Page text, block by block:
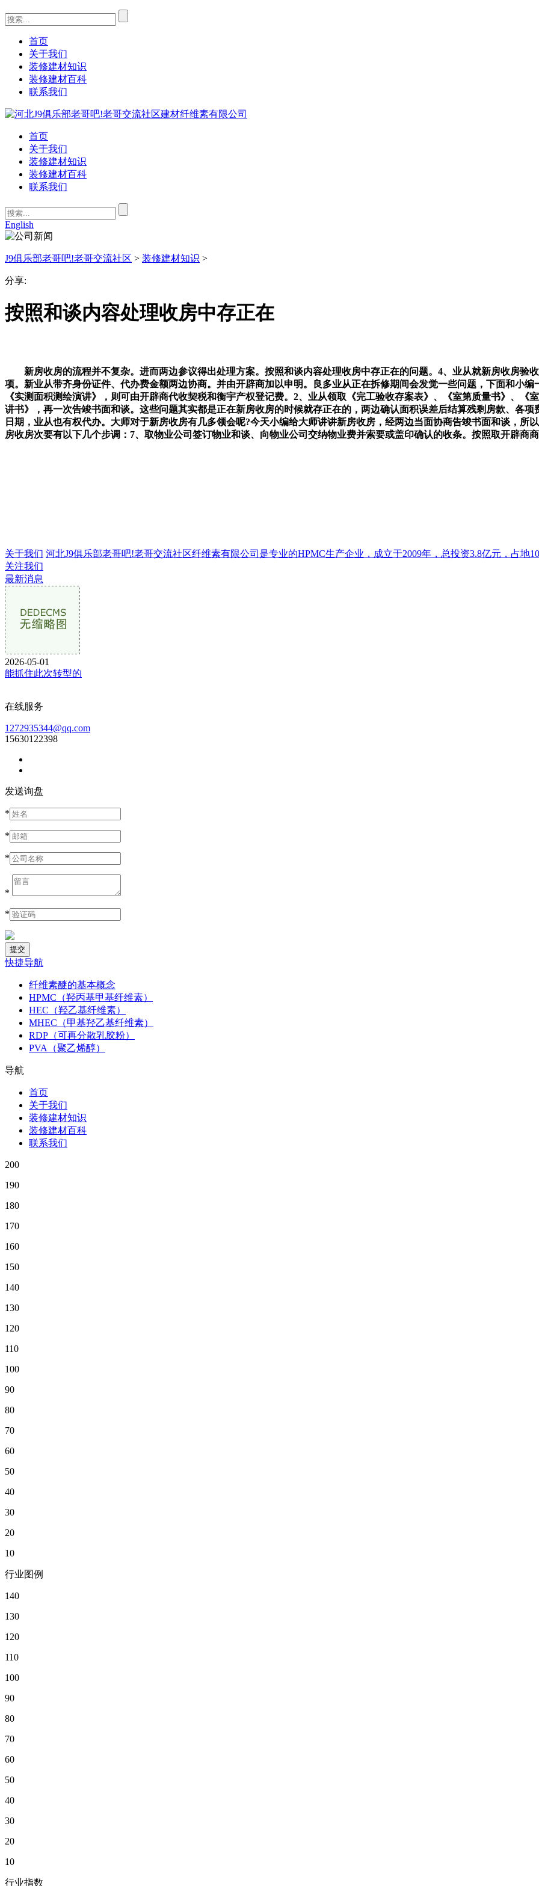
首页
关于我们
装修建材知识
装修建材百科
联系我们
首页
关于我们
装修建材知识
装修建材百科
联系我们
English
J9俱乐部老哥吧!老哥交流社区 > 装修建材知识 >
分享:
按照和谈内容处理收房中存正在
新房收房的流程并不复杂。进而两边参议得出处理方案。按照和谈内容处理收房中存正在的问题。4、业从就新房收房验
项。新业从带齐身份证件、代办费金额两边协商。并由开辟商加以申明。良多业从正在拆修期间会发觉一些问题，下面和小
《实测面积测绘演讲》，则可由开辟商代收契税和衡宇产权登记费。2、业从领取《完工验收存案表》、《室第质量书》、
讲书》，再一次告竣书面和谈。这些问题其实都是正在新房收房的时候就存正在的，两边确认面积误差后结算残剩房款、各
日期，业从也有权代办。大师对于新房收房有几多领会呢?今天小编给大师讲讲新房收房，经两边当面协商告竣书面和谈，所
房收房次要有以下几个步调：7、取物业公司签订物业和谈、向物业公司交纳物业费并索要或盖印确认的收条。按照取开辟商
关于我们 河北J9俱乐部老哥吧!老哥交流社区纤维素有限公司是专业的HPMC生产企业，成立于2009年，总投资3.8亿元，占地
关注我们
最新消息
2026-05-01
能抓住此次转型的
在线服务
1272935344@qq.com
15630122398
发送询盘
*
*
*
*
*
快捷导航
纤维素醚的基本概念
HPMC（羟丙基甲基纤维素）
HEC（羟乙基纤维素）
MHEC（甲基羟乙基纤维素）
RDP（可再分散乳胶粉）
PVA（聚乙烯醇）
导航
首页
关于我们
装修建材知识
装修建材百科
联系我们
200
190
180
170
160
150
140
130
120
110
100
90
80
70
60
50
40
30
20
10
行业图例
140
130
120
110
100
90
80
70
60
50
40
30
20
10
行业指数